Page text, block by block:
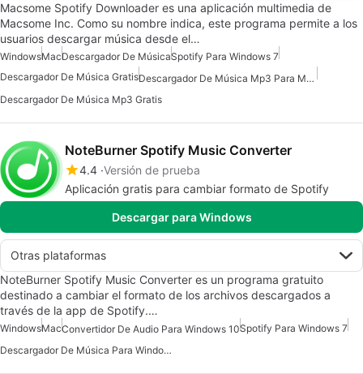
Macsome Spotify Downloader es una aplicación multimedia de
Macsome Inc. Como su nombre indica, este programa permite a los
usuarios descargar música desde el…
WindowsMacDescargador De MúsicaSpotify Para Windows 7
Descargador De Música Gratis
Descargador De Música Mp3 Para Mac
Descargador De Música Mp3 Gratis
NoteBurner Spotify Music Converter
4.4 Versión de prueba
Aplicación gratis para cambiar formato de Spotify
Descargar para Windows
Otras plataformas
NoteBurner Spotify Music Converter es un programa gratuito
destinado a cambiar el formato de los archivos descargados a
través de la app de Spotify.…
WindowsMacConvertidor De Audio Para Windows 10Spotify Para Windows 7
Descargador De Música Para Windows 7